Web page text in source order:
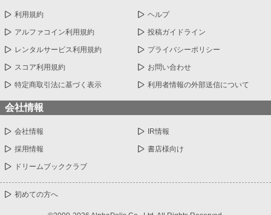
利用規約 ヘルプ
アルファコイン利用規約 投稿ガイドライン
レンタルサービス利用規約 プライバシーポリシー
スコア利用規約 お問い合わせ
特定商取引法に基づく表示 利用者情報の外部送信について
会社情報
会社情報 IR情報
採用情報 書店様向け
ドリームブッククラブ
初めての方へ